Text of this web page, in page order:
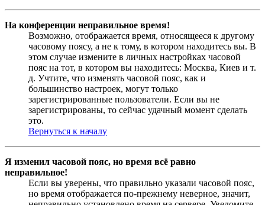
На конференции неправильное время!
Возможно, отображается время, относящееся к другому
часовому поясу, а не к тому, в котором находитесь вы. В
этом случае измените в личных настройках часовой
пояс на тот, в котором вы находитесь: Москва, Киев и т.
д. Учтите, что изменять часовой пояс, как и
большинство настроек, могут только
зарегистрированные пользователи. Если вы не
зарегистрированы, то сейчас удачный момент сделать
это.
Вернуться к началу
Я изменил часовой пояс, но время всё равно
неправильное!
Если вы уверены, что правильно указали часовой пояс,
но время отображается по-прежнему неверное, значит,